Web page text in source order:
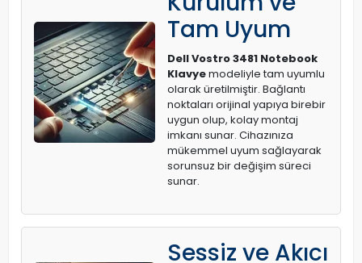
Tam Uyum
Dell Vostro 3481 Notebook
Klavyemodeliyle tam uyumlu
olarak üretilmiştir. Bağlantı
noktaları orijinal yapıya birebir
uygun olup, kolay montaj
imkanı sunar. Cihazınıza
mükemmel uyum sağlayarak
sorunsuz bir değişim süreci
sunar.
Sessiz ve Akıcı